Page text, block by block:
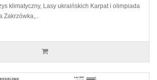
klimatyczny, Lasy ukraińskich Karpat i olimpiada